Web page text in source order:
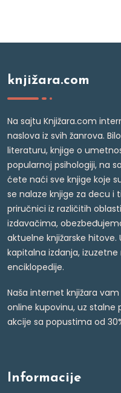
knjižara.com
Na sajtu Knjižara.com
naslova iz svih žanrova.
literaturu, knjige o
popularnoj psihologiji, na
ćete naći sve knjige koje
se nalaze knjige za decu i
priručnici iz različitih
izdavačima,
aktuelne knjižarske
kapitalna izdanja,
enciklopedije.
Naša internet knjižara
online kupovinu, uz stalne
akcije sa popustima od
Informacije